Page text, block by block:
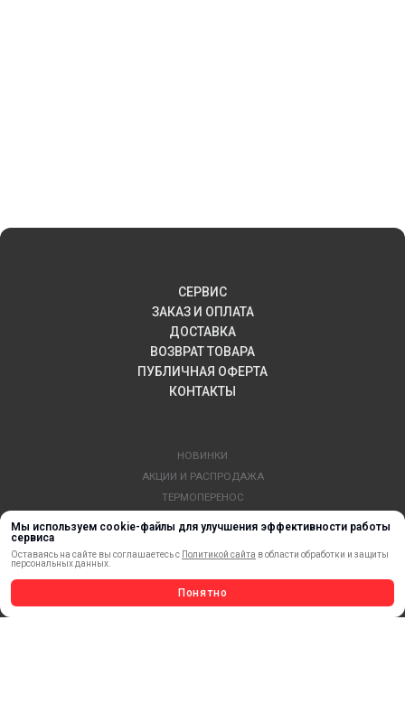
Мы используем cookie-файлы для улучшения эффективности работы
сервиса
Оставаясь на сайте вы соглашаетесь с Политикой сайта в области обработки и защиты
персональных данных.
Понятно
СЕРВИС
ЗАКАЗ И ОПЛАТА
ДОСТАВКА
ВОЗВРАТ ТОВАРА
ПУБЛИЧНАЯ ОФЕРТА
КОНТАКТЫ
НОВИНКИ
АКЦИИ И РАСПРОДАЖА
ТЕРМОПЕРЕНОС
ЛИСТОВЫЕ МАТЕРИАЛЫ
СТЕРЖНИ И ТРУБЫ ИЗ АКРИЛА
ОБОРУДОВАНИЕ